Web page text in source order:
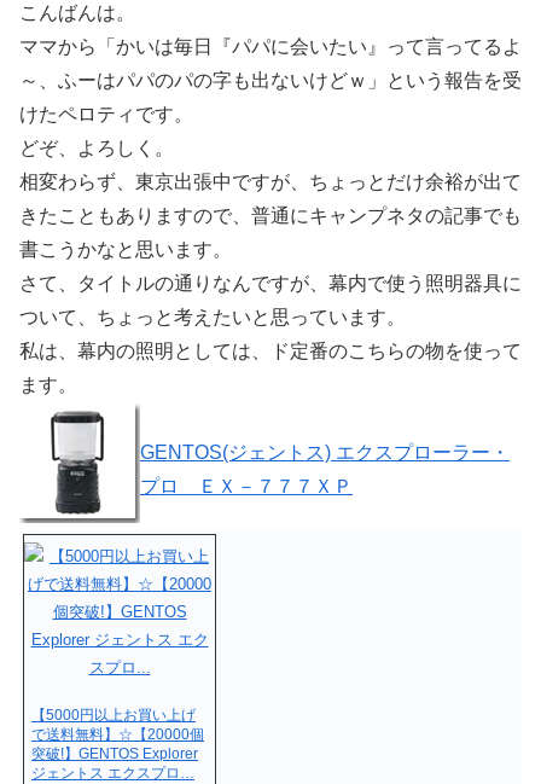
こんばんは。
ママから「かいは毎日『パパに会いたい』って言ってるよ
～、ふーはパパのパの字も出ないけどｗ」という報告を受
けたペロティです。
どぞ、よろしく。
相変わらず、東京出張中ですが、ちょっとだけ余裕が出て
きたこともありますので、普通にキャンプネタの記事でも
書こうかなと思います。
さて、タイトルの通りなんですが、幕内で使う照明器具に
ついて、ちょっと考えたいと思っています。
私は、幕内の照明としては、ド定番のこちらの物を使って
ます。
GENTOS(ジェントス) エクスプローラー・
プロ ＥＸ－７７７ＸＰ
【5000円以上お買い上げ
で送料無料】☆【20000個
突破!】GENTOS Explorer
ジェントス エクスプロ…